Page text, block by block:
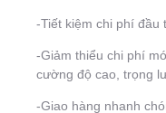
-Tiết kiệm chi phí đầu
-Giảm thiểu chi phí
cường độ cao, trọng
-Giao hàng nhanh